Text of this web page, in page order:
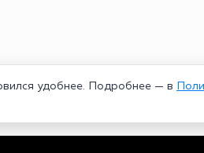
удобнее. Подробнее — в